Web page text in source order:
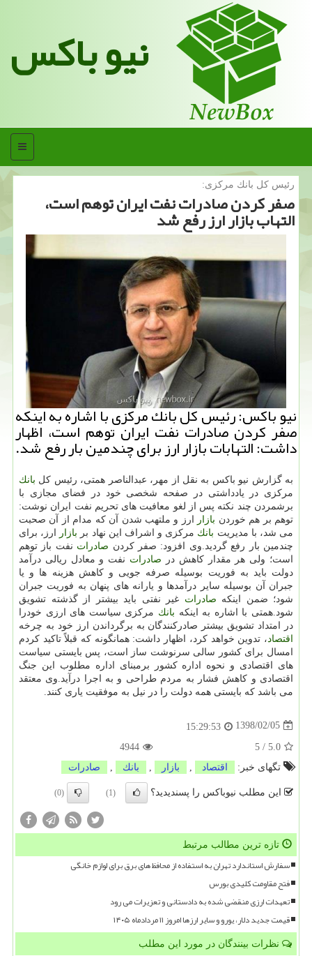
نیو باکس
منو
رئیس كل بانك مركزی:
صفر كردن صادرات نفت ایران توهم است،
التهاب بازار ارز رفع شد
نیو باكس: رئیس كل بانك مركزی با اشاره به اینكه
صفر كردن صادرات نفت ایران توهم است، اظهار
داشت: التهابات بازار ارز برای چندمین بار رفع شد.
به گزارش نیو باكس به نقل از مهر، عبدالناصر همتی، رئیس كل بانك
مركزی در یادداشتی در صفحه شخصی خود در فضای مجازی با
برشمردن چند نكته پس از لغو معافیت های تحریم نفت ایران نوشت:
توهم بر هم خوردن بازار
ارز و ملتهب شدن آن كه مدام از آن صحبت
می شد، با مدیریت بانك مركزی و اشراف این نهاد بر بازار
ارز، برای
چندمین بار رفع گردید.وی افزود: صفر كردن صادرات نفت باز توهم
است؛ ولی هر مقدار كاهش در صادرات نفت و معادل ریالی درآمد
دولت باید به فوریت بوسیله صرفه جویی و كاهش هزینه ها و یا
جبران آن بوسیله سایر درآمدها و یارانه های پنهان به فوریت جبران
شود؛ ضمن اینكه صادرات غیر نفتی باید بیشتر از گذشته تشویق
شود.همتی با اشاره به اینكه بانك مركزی سیاست های ارزی خودرا
در امتداد تشویق بیشتر صادركنندگان به برگرداندن ارز خود به چرخه
اقتصاد، تدوین خواهد كرد، اظهار داشت: همانگونه كه قبلاً تاكید كردم
امسال برای كشور سالی سرنوشت ساز است، پس بایستی سیاست
های اقتصادی و نحوه اداره كشور برمبنای اداره مطلوب این جنگ
اقتصادی و كاهش فشار به مردم طراحی و به اجرا درآید.وی معتقد
می باشد كه بایستی همه دولت را در نیل به موفقیت یاری كنند.
1398/02/05
15:29:53
5.0
/
5
4944
تگهای خبر:
اقتصاد بازار بانك صادرات
این مطلب نیوباکس را پسندیدید؟ (1)
(0)
تازه ترین مطالب مرتبط
سفارش استاندارد تهران به استفاده از محافظ های برق برای لوازم خانگی
فتح مقاومت کلیدی بورس
تعهدات ارزی منقضی شده به دادستانی و تعزیرات می رود
قیمت جدید دلار، یورو و سایر ارزها امروز ۱۱ مردادماه ۱۴۰۵
نظرات بینندگان در مورد این مطلب